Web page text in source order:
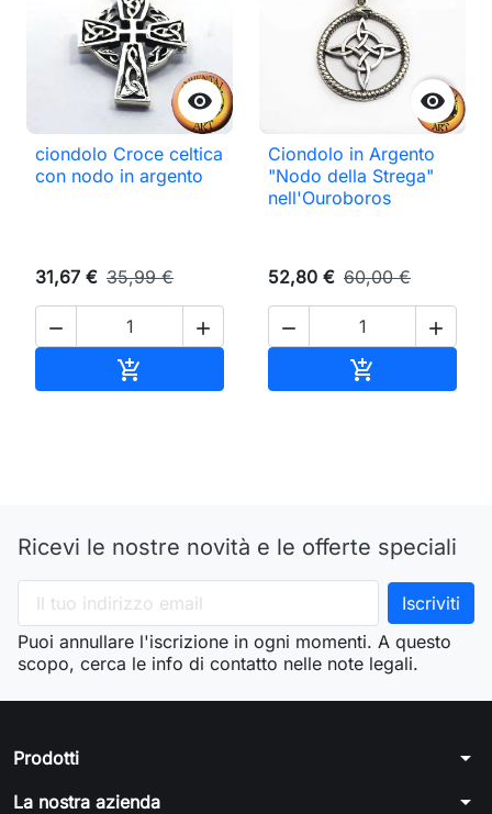

ciondolo Croce celtica
con nodo in argento
31,67 € 35,99 €
 


Ciondolo in Argento
"Nodo della Strega"
nell'Ouroboros
52,80 € 60,00 €
 

Ricevi le nostre novità e le offerte speciali
Puoi annullare l'iscrizione in ogni momenti. A questo
scopo, cerca le info di contatto nelle note legali.
Prodotti arrow_drop_down
La nostra azienda arrow_drop_down